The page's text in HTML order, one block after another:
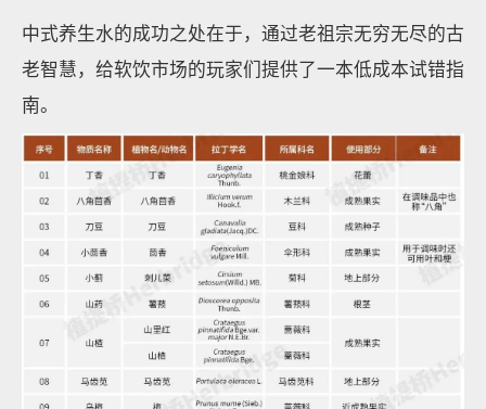
中式养生水的成功之处在于，通过老祖宗无穷无尽的古
老智慧，给软饮市场的玩家们提供了一本低成本试错指
南。